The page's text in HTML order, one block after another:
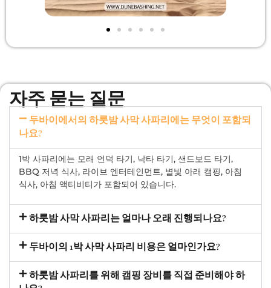
자주 묻는 질문
두바이에서의 하룻밤 사막 사파리에는 무엇이 포함되
나요?
1박 사파리에는 모래 언덕 타기, 낙타 타기, 샌드보드 타기,
BBQ 저녁 식사, 라이브 엔터테인먼트, 별빛 아래 캠핑, 아침
식사, 아침 액티비티가 포함되어 있습니다.
하룻밤 사막 사파리는 얼마나 오래 진행되나요?
두바이의 1박 사막 사파리 비용은 얼마인가요?
하룻밤 사파리를 위해 캠핑 장비를 직접 준비해야 하